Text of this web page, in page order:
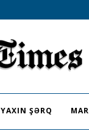
YAXIN ŞƏRQ